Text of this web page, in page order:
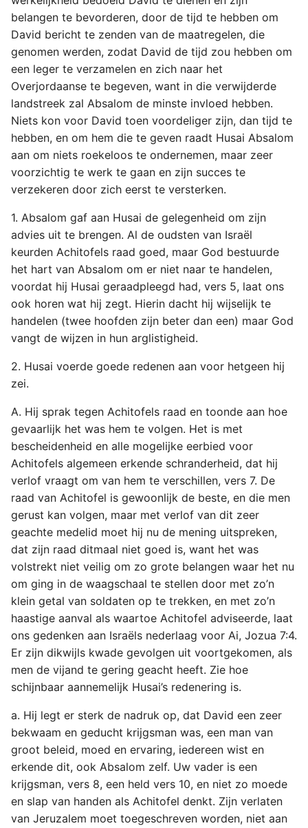
belangen te bevorderen, door de tijd te hebben om
David bericht te zenden van de maatregelen, die
genomen werden, zodat David de tijd zou hebben om
een leger te verzamelen en zich naar het
Overjordaanse te begeven, want in die verwijderde
landstreek zal Absalom de minste invloed hebben.
Niets kon voor David toen voordeliger zijn, dan tijd te
hebben, en om hem die te geven raadt Husai Absalom
aan om niets roekeloos te ondernemen, maar zeer
voorzichtig te werk te gaan en zijn succes te
verzekeren door zich eerst te versterken.
1. Absalom gaf aan Husai de gelegenheid om zijn
advies uit te brengen. Al de oudsten van Israël
keurden Achitofels raad goed, maar God bestuurde
het hart van Absalom om er niet naar te handelen,
voordat hij Husai geraadpleegd had, vers 5, laat ons
ook horen wat hij zegt. Hierin dacht hij wijselijk te
handelen (twee hoofden zijn beter dan een) maar God
vangt de wijzen in hun arglistigheid.
2. Husai voerde goede redenen aan voor hetgeen hij
zei.
A. Hij sprak tegen Achitofels raad en toonde aan hoe
gevaarlijk het was hem te volgen. Het is met
bescheidenheid en alle mogelijke eerbied voor
Achitofels algemeen erkende schranderheid, dat hij
verlof vraagt om van hem te verschillen, vers 7. De
raad van Achitofel is gewoonlijk de beste, en die men
gerust kan volgen, maar met verlof van dit zeer
geachte medelid moet hij nu de mening uitspreken,
dat zijn raad ditmaal niet goed is, want het was
volstrekt niet veilig om zo grote belangen waar het nu
om ging in de waagschaal te stellen door met zo’n
klein getal van soldaten op te trekken, en met zo’n
haastige aanval als waartoe Achitofel adviseerde, laat
ons gedenken aan Israëls nederlaag voor Ai, Jozua 7:4.
Er zijn dikwijls kwade gevolgen uit voortgekomen, als
men de vijand te gering geacht heeft. Zie hoe
schijnbaar aannemelijk Husai’s redenering is.
a. Hij legt er sterk de nadruk op, dat David een zeer
bekwaam en geducht krijgsman was, een man van
groot beleid, moed en ervaring, iedereen wist en
erkende dit, ook Absalom zelf. Uw vader is een
krijgsman, vers 8, een held vers 10, en niet zo moede
en slap van handen als Achitofel denkt. Zijn verlaten
van Jeruzalem moet toegeschreven worden, niet aan